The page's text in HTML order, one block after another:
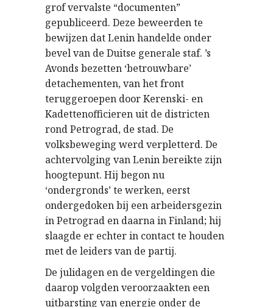
grof vervalste “documenten”
gepubliceerd. Deze beweerden te
bewijzen dat Lenin handelde onder
bevel van de Duitse generale staf. ’s
Avonds bezetten ‘betrouwbare’
detachementen, van het front
teruggeroepen door Kerenski- en
Kadettenofficieren uit de districten
rond Petrograd, de stad. De
volksbeweging werd verpletterd. De
achtervolging van Lenin bereikte zijn
hoogtepunt. Hij begon nu
‘ondergronds’ te werken, eerst
ondergedoken bij een arbeidersgezin
in Petrograd en daarna in Finland; hij
slaagde er echter in contact te houden
met de leiders van de partij.
De julidagen en de vergeldingen die
daarop volgden veroorzaakten een
uitbarsting van energie onder de